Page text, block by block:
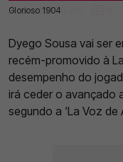
Glorioso 1904
31 Jan 2023 | 14:40 |
Dyego Sousa vai ser
recém-promovido à
desempenho do
irá ceder o avançado
segundo a ‘La Voz de